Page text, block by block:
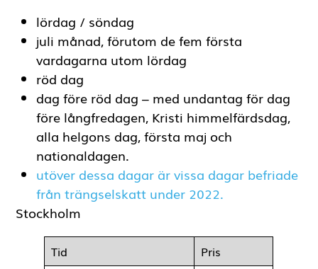
Trängselskatt tas inte ut
under:
lördag / söndag
juli månad, förutom de fem första
vardagarna utom lördag
röd dag
dag före röd dag – med undantag för dag
före långfredagen, Kristi himmelfärdsdag,
nationaldagen.